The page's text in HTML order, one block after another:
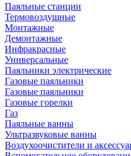
Паяльные станции
Термовоздушные
Монтажные
Демонтажные
Инфракрасные
Универсальные
Паяльники электрические
Газовые паяльники
Газовые паяльники
Газовые горелки
Газ
Паяльные ванны
Ультразвуковые ванны
Воздухоочистители и